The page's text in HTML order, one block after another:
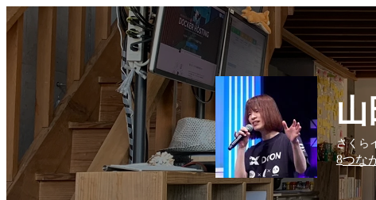
さくら
8つな